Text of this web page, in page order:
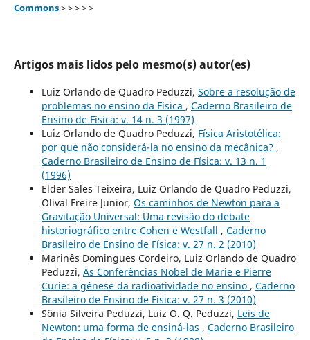
Commons> > > > >
Artigos mais lidos pelo mesmo(s) autor(es)
Luiz Orlando de Quadro Peduzzi, Sobre a resolução de
problemas no ensino da Física , Caderno Brasileiro de
Ensino de Física: v. 14 n. 3 (1997)
Luiz Orlando de Quadro Peduzzi, Física Aristotélica:
por que não considerá-la no ensino da mecânica? ,
Caderno Brasileiro de Ensino de Física: v. 13 n. 1
(1996)
Elder Sales Teixeira, Luiz Orlando de Quadro Peduzzi,
Olival Freire Junior, Os caminhos de Newton para a
Gravitação Universal: Uma revisão do debate
historiográfico entre Cohen e Westfall , Caderno
Brasileiro de Ensino de Física: v. 27 n. 2 (2010)
Marinês Domingues Cordeiro, Luiz Orlando de Quadro
Peduzzi, As Conferências Nobel de Marie e Pierre
Curie: a gênese da radioatividade no ensino , Caderno
Brasileiro de Ensino de Física: v. 27 n. 3 (2010)
Sônia Silveira Peduzzi, Luiz O. Q. Peduzzi, Leis de
Newton: uma forma de ensiná-las , Caderno Brasileiro